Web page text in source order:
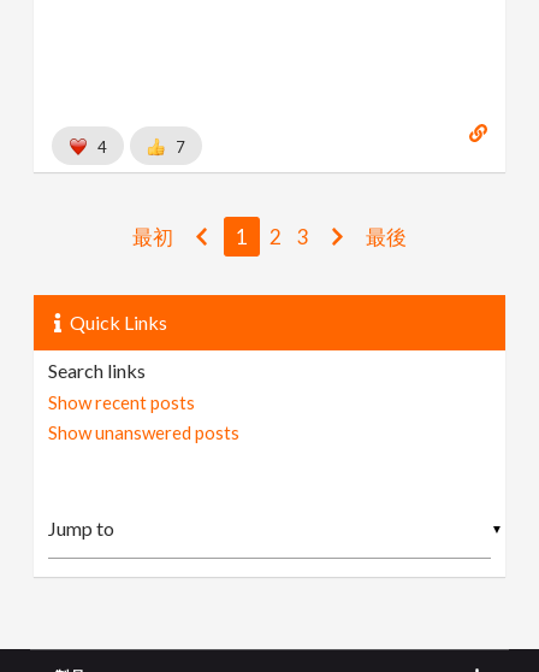
4 7
最初 1 2 3 最後
Quick Links
Search links
Show recent posts
Show unanswered posts
▼